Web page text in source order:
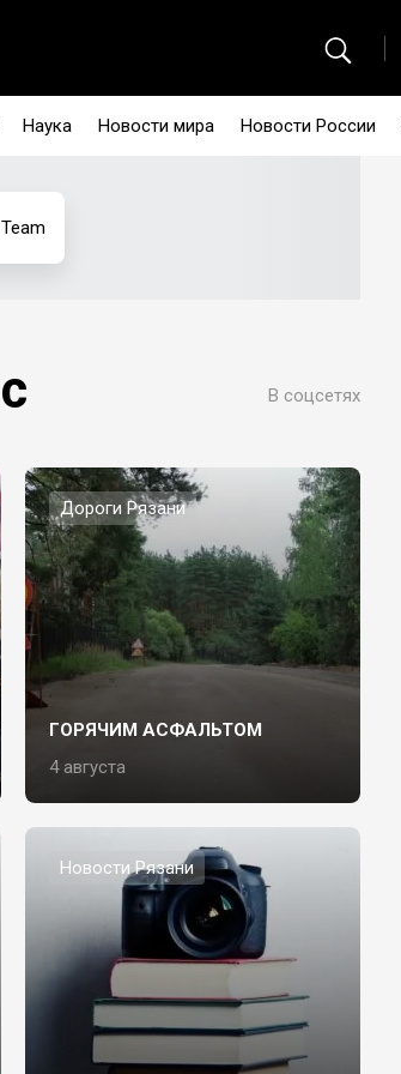
Наука Новости мира Новости России
В соцсетях
Дороги Рязани
ГОРЯЧИМ АСФАЛЬТОМ
4 августа
Новости Рязани